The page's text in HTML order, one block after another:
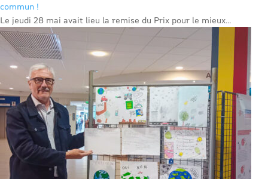
commun !
Le jeudi 28 mai avait lieu la remise du Prix pour le mieux...